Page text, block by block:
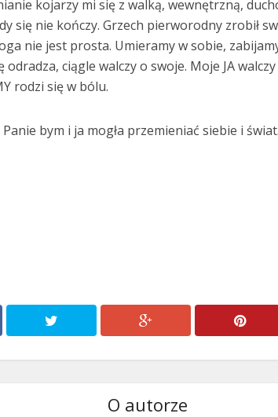
kojarzy mi się z walką, wewnętrzną,
się nie kończy. Grzech pierworodny zrobił
nie jest prosta. Umieramy w sobie,
odradza, ciągle walczy o swoje. Moje JA
rodzi się w bólu.
bym i ja mogła przemieniać siebie i świat.
O autorze